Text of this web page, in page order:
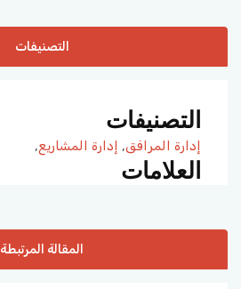
التصنيفات
التصنيفات
إدارة المرافق, إدارة المشاريع,
العلامات
المقالة المرتبطة